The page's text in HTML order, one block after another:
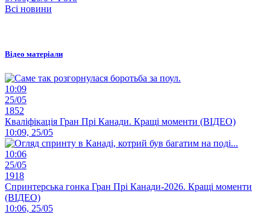
Всі новини
Відео матеріали
10:09
25/05
1852
Кваліфікація Гран Прі Канади. Кращі моменти (ВІДЕО)
10:09, 25/05
10:06
25/05
1918
Спринтерська гонка Гран Прі Канади-2026. Кращі моменти
(ВІДЕО)
10:06, 25/05